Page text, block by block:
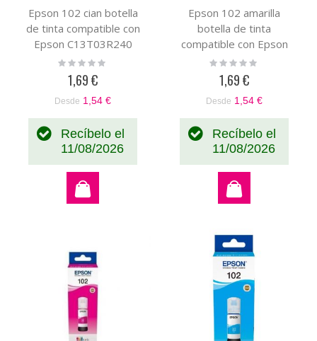
Epson 102 cian botella
de tinta compatible con
Epson C13T03R240
Rating:
1,69 €
Desde 1,54 €
Recíbelo el
11/08/2026
Epson 102 amarilla
botella de tinta
compatible con Epson
Econtank C13T03R440
Rating:
1,69 €
Desde 1,54 €
Recíbelo el
11/08/2026